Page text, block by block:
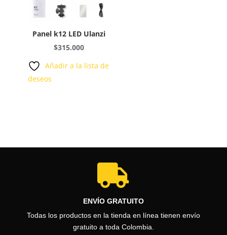
Panel k12 LED Ulanzi
$315.000
Añadir a la lista de
deseos

ENVÍO GRATUITO
Todas los productos en la tienda en línea tienen envío
gratuito a toda Colombia.